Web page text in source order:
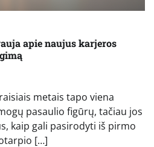
apie naujus karjeros
metais tapo viena
pasaulio figūrų, tačiau jos
kaip gali pasirodyti iš pirmo
[…]